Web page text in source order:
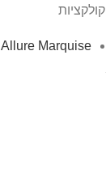
קולקציות
Allure Marquise